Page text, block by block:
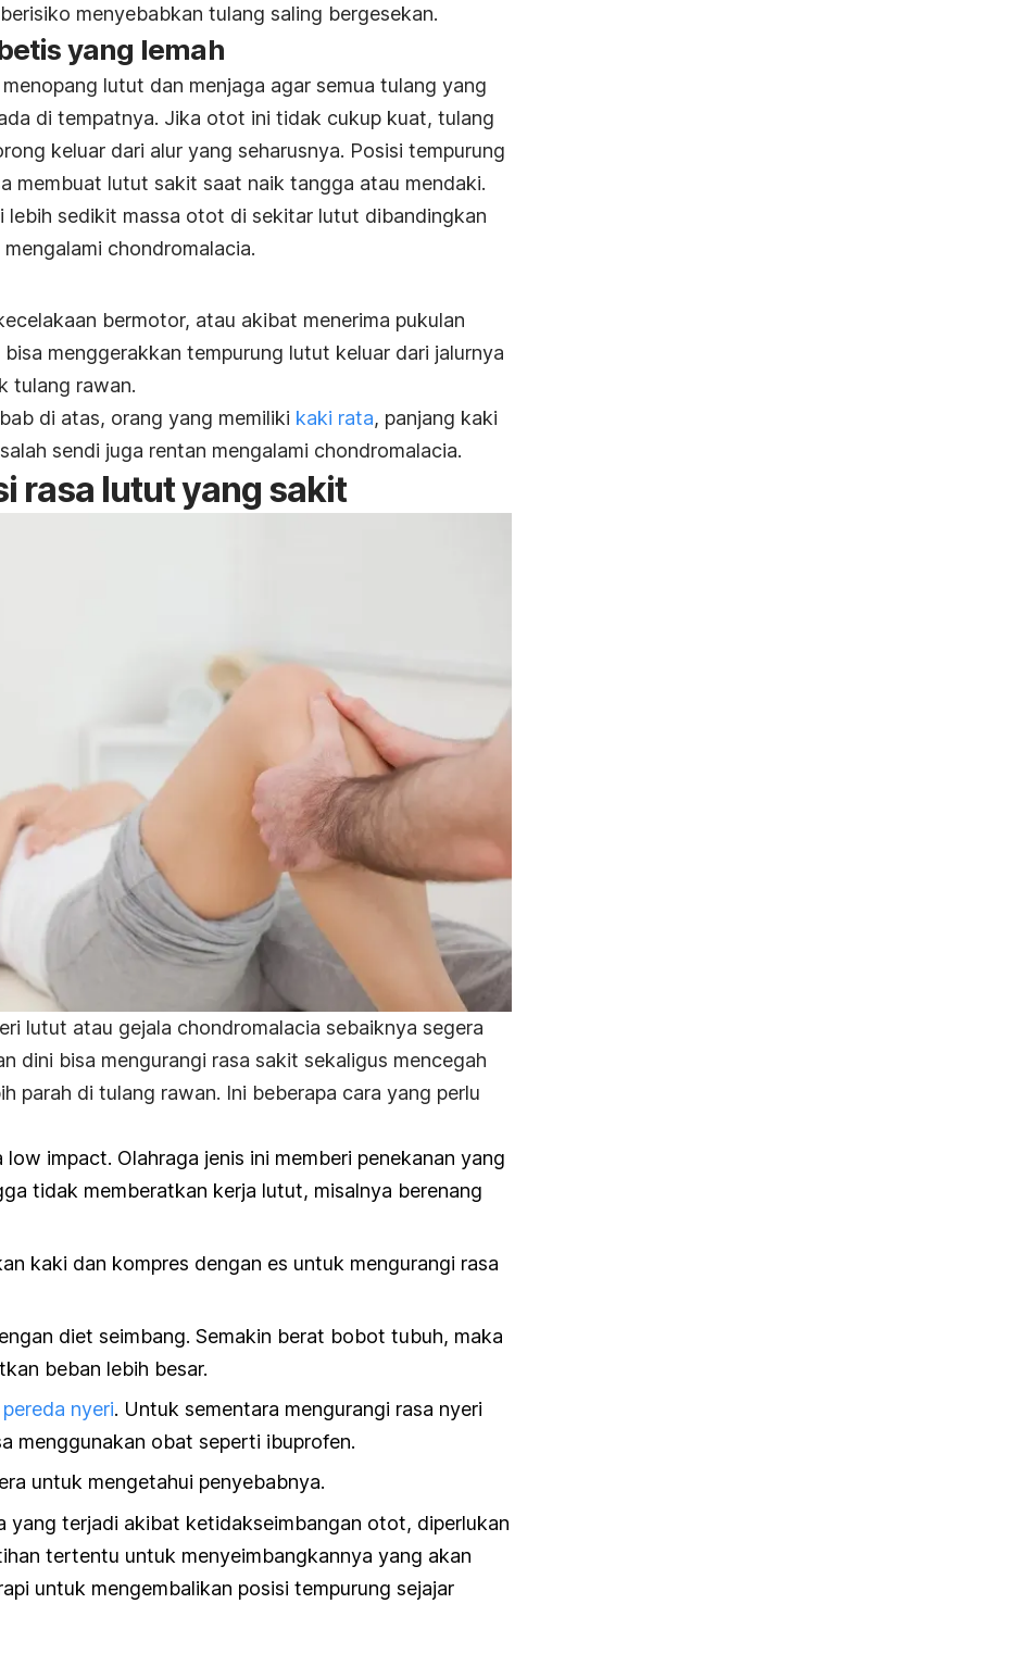
menyebabkan tulang saling bergesekan.
yang lemah
lutut dan menjaga agar semua tulang yang
di tempatnya. Jika otot ini tidak cukup kuat, tulang
keluar dari alur yang seharusnya. Posisi tempurung
membuat lutut sakit saat naik tangga atau mendaki.
lebih sedikit massa otot di sekitar lutut dibandingkan
chondromalacia.
bermotor, atau akibat menerima pukulan
menggerakkan tempurung lutut keluar dari jalurnya
tulang rawan.
di atas, orang yang memiliki kaki rata, panjang kaki
sendi juga rentan mengalami chondromalacia.
rasa lutut yang sakit
lutut atau gejala chondromalacia sebaiknya segera
dini bisa mengurangi rasa sakit sekaligus mencegah
parah di tulang rawan. Ini beberapa cara yang perlu
low impact. Olahraga jenis ini memberi penekanan yang
tidak memberatkan kerja lutut, misalnya berenang
kaki dan kompres dengan es untuk mengurangi rasa
diet seimbang. Semakin berat bobot tubuh, maka
beban lebih besar.
nyeri. Untuk sementara mengurangi rasa nyeri
menggunakan obat seperti ibuprofen.
untuk mengetahui penyebabnya.
yang terjadi akibat ketidakseimbangan otot, diperlukan
tertentu untuk menyeimbangkannya yang akan
untuk mengembalikan posisi tempurung sejajar